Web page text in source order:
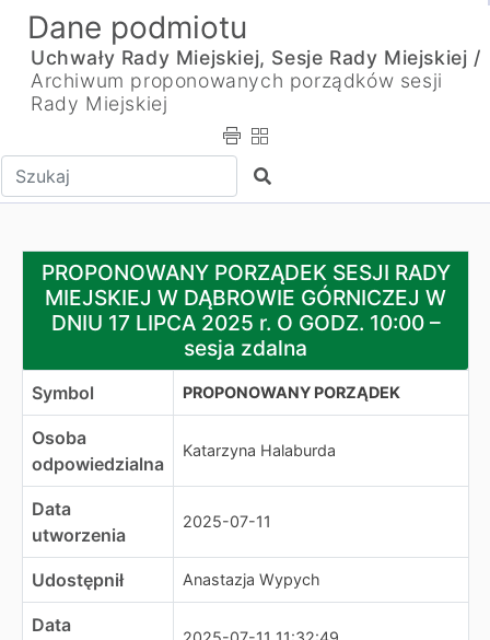
Dane podmiotu
Uchwały Rady Miejskiej, Sesje Rady Miejskiej /
Archiwum proponowanych porządków sesji
Rady Miejskiej
Wpisz tekst do wyszukania Szukaj
PROPONOWANY PORZĄDEK SESJI RADY MIEJSKIEJ
PROPONOWANY PORZĄDEK SESJI RADY
MIEJSKIEJ W DĄBROWIE GÓRNICZEJ W
DNIU 17 LIPCA 2025 r. O GODZ. 10:00 –
sesja zdalna
Symbol PROPONOWANY PORZĄDEK
Osoba
odpowiedzialna
Katarzyna Halaburda
Data
utworzenia
2025-07-11
Udostępnił Anastazja Wypych
Data